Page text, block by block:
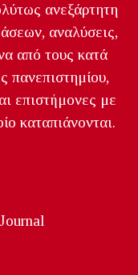
ανεξάρτητη
αναλύσεις,
από τους κατά
πανεπιστημίου,
επιστήμονες με
καταπιάνονται.